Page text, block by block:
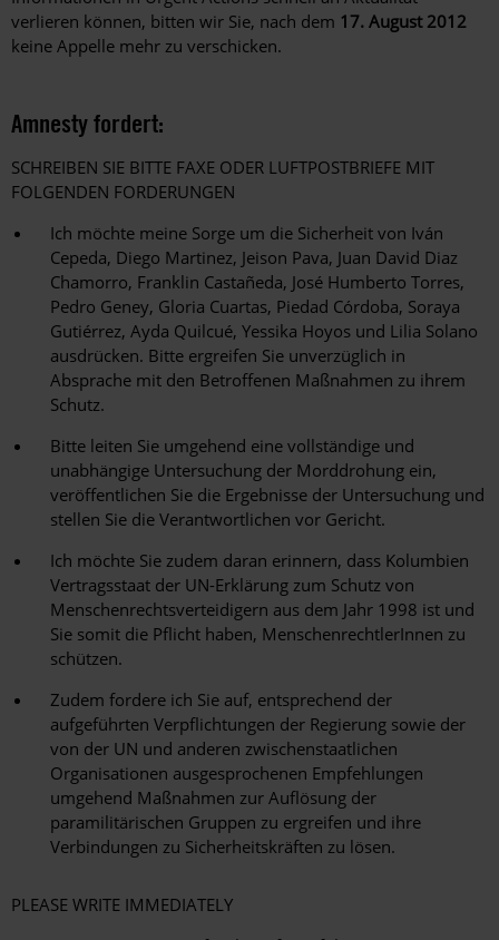
verlieren können, bitten wir Sie, nach dem 17. August 2012
keine Appelle mehr zu verschicken.
Amnesty fordert:
SCHREIBEN SIE BITTE FAXE ODER LUFTPOSTBRIEFE MIT
FOLGENDEN FORDERUNGEN
Ich möchte meine Sorge um die Sicherheit von Iván
Cepeda, Diego Martinez, Jeison Pava, Juan David Diaz
Chamorro, Franklin Castañeda, José Humberto Torres,
Pedro Geney, Gloria Cuartas, Piedad Córdoba, Soraya
Gutiérrez, Ayda Quilcué, Yessika Hoyos und Lilia Solano
ausdrücken. Bitte ergreifen Sie unverzüglich in
Absprache mit den Betroffenen Maßnahmen zu ihrem
Schutz.
Bitte leiten Sie umgehend eine vollständige und
unabhängige Untersuchung der Morddrohung ein,
veröffentlichen Sie die Ergebnisse der Untersuchung und
stellen Sie die Verantwortlichen vor Gericht.
Ich möchte Sie zudem daran erinnern, dass Kolumbien
Vertragsstaat der UN-Erklärung zum Schutz von
Menschenrechtsverteidigern aus dem Jahr 1998 ist und
Sie somit die Pflicht haben, MenschenrechtlerInnen zu
schützen.
Zudem fordere ich Sie auf, entsprechend der
aufgeführten Verpflichtungen der Regierung sowie der
von der UN und anderen zwischenstaatlichen
Organisationen ausgesprochenen Empfehlungen
umgehend Maßnahmen zur Auflösung der
paramilitärischen Gruppen zu ergreifen und ihre
Verbindungen zu Sicherheitskräften zu lösen.
PLEASE WRITE IMMEDIATELY